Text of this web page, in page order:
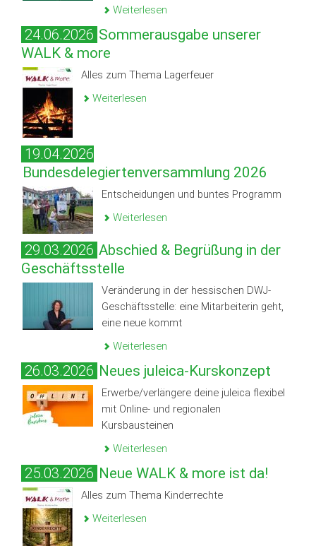
Weiterlesen
24.06.2026 Sommerausgabe unserer
WALK & more
Alles zum Thema Lagerfeuer
Weiterlesen
19.04.2026
Bundesdelegiertenversammlung 2026
Entscheidungen und buntes Programm
Weiterlesen
29.03.2026 Abschied & Begrüßung in der
Geschäftsstelle
Veränderung in der hessischen DWJ-
Geschäftsstelle: eine Mitarbeiterin geht,
eine neue kommt
Weiterlesen
26.03.2026 Neues juleica-Kurskonzept
Erwerbe/verlängere deine juleica flexibel
mit Online- und regionalen
Kursbausteinen
Weiterlesen
25.03.2026 Neue WALK & more ist da!
Alles zum Thema Kinderrechte
Weiterlesen